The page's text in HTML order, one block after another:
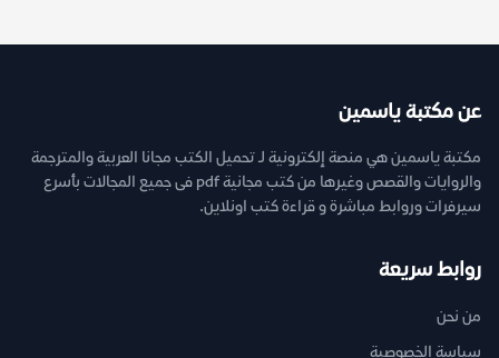
عن مكتبة ياسمين
مكتبة ياسمين هي منصة إلكترونية لـ تحميل الكتب مجانا العربية والمترجمة
والروايات والقصص وغيرها من كتب مجانية pdf فى جميع المجالات بأسرع
سيرفرات وروابط مباشرة و قراءة كتب اونلاين.
روابط سريعة
من نحن
سياسة الخصوصية